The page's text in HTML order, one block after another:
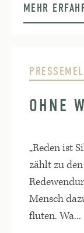
MEHR
OHNE
„Reden ist
zählt zu
Mensch
fluten. Wa...